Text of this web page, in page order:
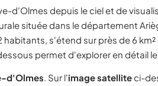
d'Olmes depuis le ciel et de
située dans le département
s'étend sur près de 6
permet d'explorer en détail
d'Olmes. Sur l'image satelliteci-